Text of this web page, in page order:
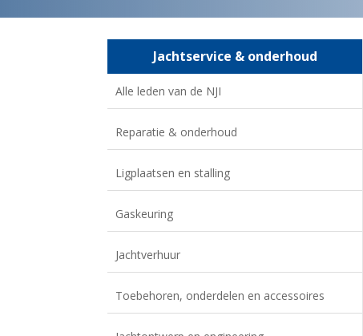
Jachtservice & onderhoud
Alle leden van de NJI
Reparatie & onderhoud
Ligplaatsen en stalling
Gaskeuring
Jachtverhuur
Toebehoren, onderdelen en accessoires